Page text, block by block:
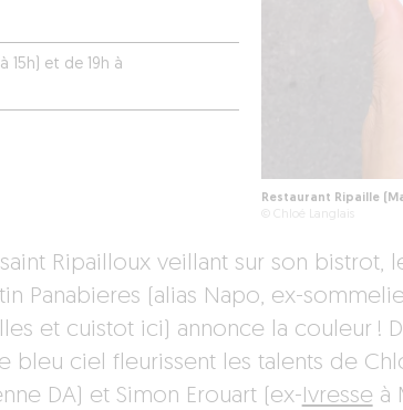
15h) et de 19h à
Restaurant Ripaille
© Chloé Langlais
Ripailloux veillant sur son bistrot,
Panabieres (alias Napo, ex-
et cuistot ici) annonce la couleur !
bleu ciel fleurissent les talents de
DA) et Simon Erouart (ex- Ivresse à